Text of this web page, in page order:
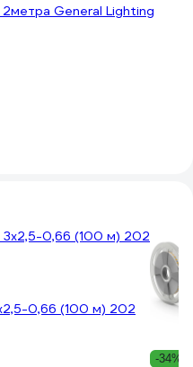
General Lighting
0,66 (100 м) 202
-34%